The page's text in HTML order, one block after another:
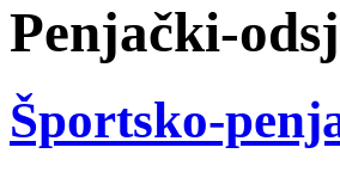
Penjački-
Športsko-